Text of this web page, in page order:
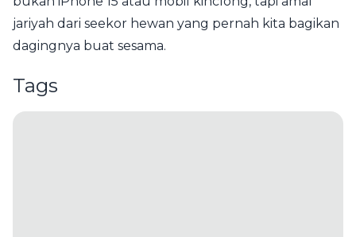
jariyah dari seekor hewan yang pernah kita bagikan
dagingnya buat sesama.
Tags